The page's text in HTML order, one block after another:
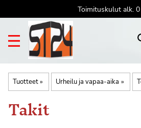
Toimituskulut alk.
Tuotteet‪» Urheilu ja vapaa-aika ‪»
Takit